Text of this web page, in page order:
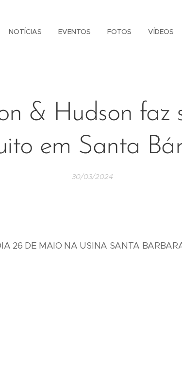
NOTÍCIAS EVENTOS FOTOS VÍDEOS
& Hudson faz
em Santa
30/03/2024
26 DE MAIO NA USINA SANTA